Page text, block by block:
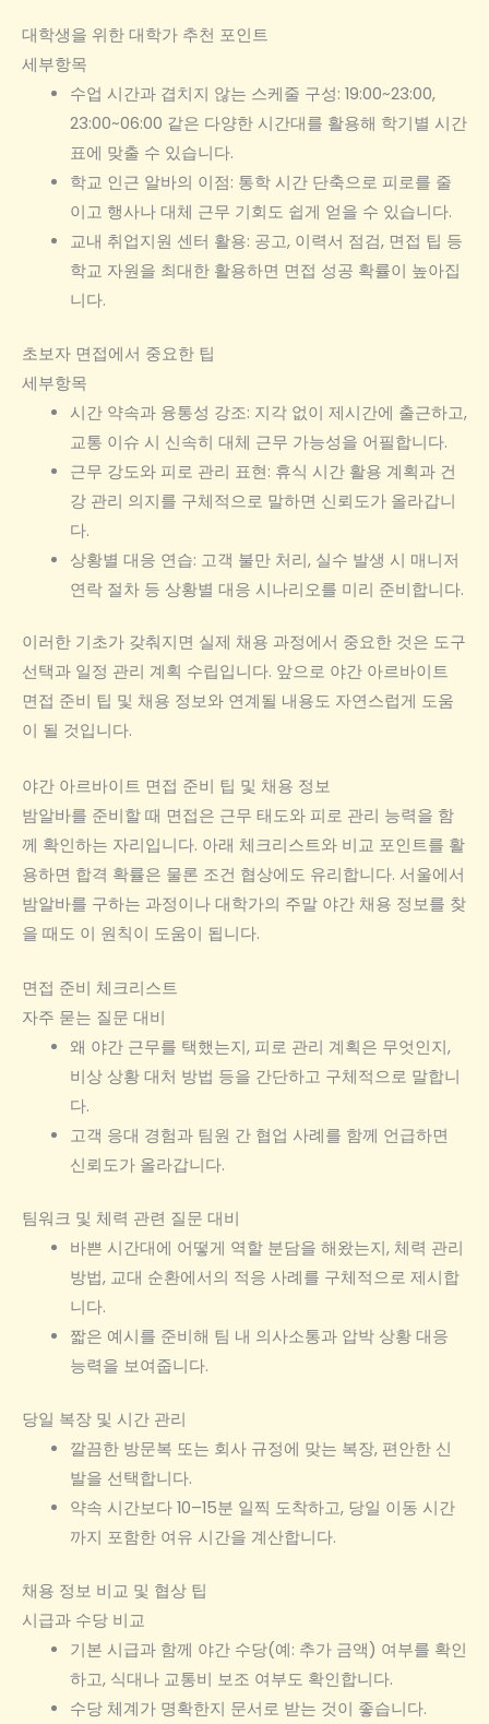
대학생을 위한 대학가 추천 포인트
세부항목
수업 시간과 겹치지 않는 스케줄 구성: 19:00~23:00,
23:00~06:00 같은 다양한 시간대를 활용해 학기별 시간
표에 맞출 수 있습니다.
학교 인근 알바의 이점: 통학 시간 단축으로 피로를 줄
이고 행사나 대체 근무 기회도 쉽게 얻을 수 있습니다.
교내 취업지원 센터 활용: 공고, 이력서 점검, 면접 팁 등
학교 자원을 최대한 활용하면 면접 성공 확률이 높아집
니다.
초보자 면접에서 중요한 팁
세부항목
시간 약속과 융통성 강조: 지각 없이 제시간에 출근하고,
교통 이슈 시 신속히 대체 근무 가능성을 어필합니다.
근무 강도와 피로 관리 표현: 휴식 시간 활용 계획과 건
강 관리 의지를 구체적으로 말하면 신뢰도가 올라갑니
다.
상황별 대응 연습: 고객 불만 처리, 실수 발생 시 매니저
연락 절차 등 상황별 대응 시나리오를 미리 준비합니다.
이러한 기초가 갖춰지면 실제 채용 과정에서 중요한 것은 도구
선택과 일정 관리 계획 수립입니다. 앞으로 야간 아르바이트
면접 준비 팁 및 채용 정보와 연계될 내용도 자연스럽게 도움
이 될 것입니다.
야간 아르바이트 면접 준비 팁 및 채용 정보
밤알바를 준비할 때 면접은 근무 태도와 피로 관리 능력을 함
께 확인하는 자리입니다. 아래 체크리스트와 비교 포인트를 활
용하면 합격 확률은 물론 조건 협상에도 유리합니다. 서울에서
밤알바를 구하는 과정이나 대학가의 주말 야간 채용 정보를 찾
을 때도 이 원칙이 도움이 됩니다.
면접 준비 체크리스트
자주 묻는 질문 대비
왜 야간 근무를 택했는지, 피로 관리 계획은 무엇인지,
비상 상황 대처 방법 등을 간단하고 구체적으로 말합니
다.
고객 응대 경험과 팀원 간 협업 사례를 함께 언급하면
신뢰도가 올라갑니다.
팀워크 및 체력 관련 질문 대비
바쁜 시간대에 어떻게 역할 분담을 해왔는지, 체력 관리
방법, 교대 순환에서의 적응 사례를 구체적으로 제시합
니다.
짧은 예시를 준비해 팀 내 의사소통과 압박 상황 대응
능력을 보여줍니다.
당일 복장 및 시간 관리
깔끔한 방문복 또는 회사 규정에 맞는 복장, 편안한 신
발을 선택합니다.
약속 시간보다 10–15분 일찍 도착하고, 당일 이동 시간
까지 포함한 여유 시간을 계산합니다.
채용 정보 비교 및 협상 팁
시급과 수당 비교
기본 시급과 함께 야간 수당(예: 추가 금액) 여부를 확인
하고, 식대나 교통비 보조 여부도 확인합니다.
수당 체계가 명확한지 문서로 받는 것이 좋습니다.